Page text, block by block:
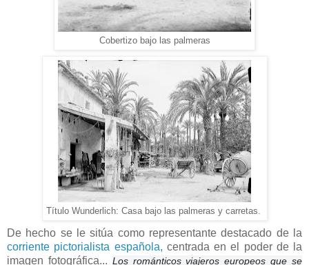
Cobertizo bajo las palmeras
Título Wunderlich: Casa bajo las palmeras y carretas.
De hecho se le sitúa como representante destacado de la
corriente pictorialista española, centrada en el poder de la
imagen fotográfica... Los románticos viajeros europeos que se